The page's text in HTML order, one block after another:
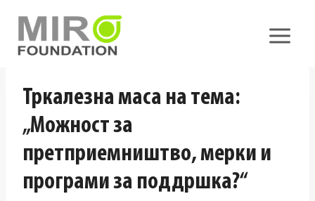
content
Тркалезна маса на тема:
„Можност за
претприемништво, мерки и
програми за поддршка?“